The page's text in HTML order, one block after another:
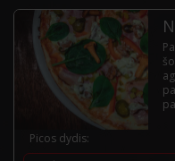
Picos dydis: